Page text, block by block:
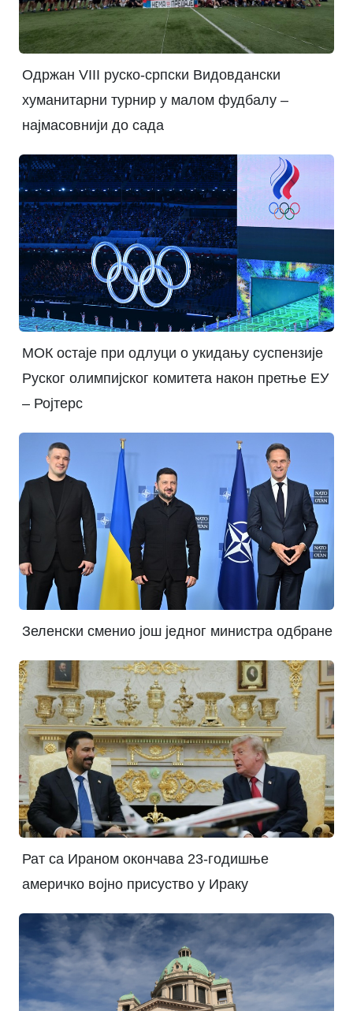
Одржан VIII руско-српски Видовдански
хуманитарни турнир у малом фудбалу –
најмасовнији до сада
МОК остаје при одлуци о укидању суспензије
Руског олимпијског комитета након претње ЕУ
– Ројтерс
Зеленски сменио још једног министра одбране
Рат са Ираном окончава 23-годишње
америчко војно присуство у Ираку